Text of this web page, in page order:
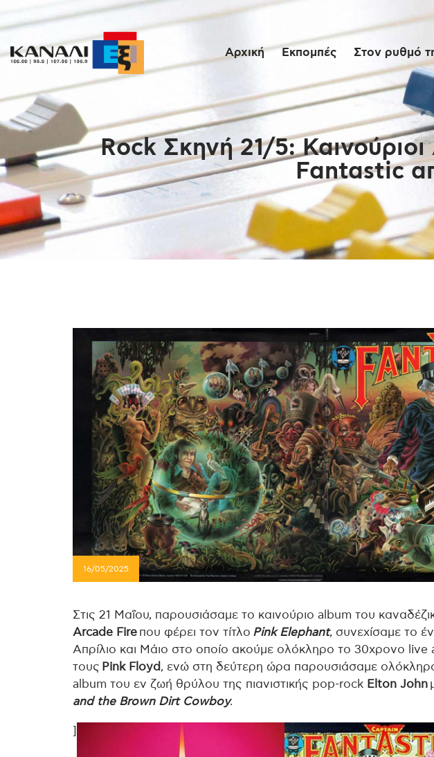
Αρχική Εκπομπές Στον ρυθμό
Rock Σκηνή 21/5:
Fantastic
Αρχική
Εκπομπές
Στον
μέρας
Ένθετα
Links
16/05/2025
Στις 21 Μαΐου, παρουσιάσαμε το καινούριο album του
Arcade Fire που φέρει τον τίτλο Pink Elephant, συνεχίσαμε το
Απρίλιο και Μάιο στο οποίο ακούμε ολόκληρο το 30χρονο live
τους Pink Floyd, ενώ στη δεύτερη ώρα παρουσιάσαμε
album του εν ζωή θρύλου της πιανιστικής pop-rock Elton John
and the Brown Dirt Cowboy.